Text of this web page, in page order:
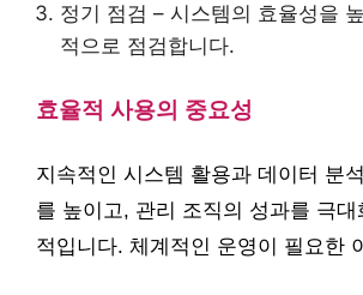
정기 점검 – 시스템의 효율성을
적으로 점검합니다.
효율적 사용의 중요성
지속적인 시스템 활용과 데이터 분
를 높이고, 관리 조직의 성과를 극
적입니다. 체계적인 운영이 필요한